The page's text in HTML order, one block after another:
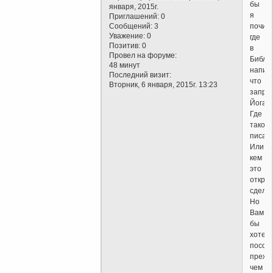
января, 2015г.
Приглашений: 0
Сообщений: 3
Уважение: 0
Позитив: 0
Провел на форуме:
48 минут
Последний визит:
Вторник, 6 января, 2015г. 13:23
бы
я
где
в
что
Йога?
Где
такое
Или
кем
это
Но
Вам
бы
хотел
чем